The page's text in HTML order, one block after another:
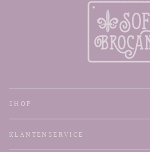
SHOP
KLANTENSERVICE